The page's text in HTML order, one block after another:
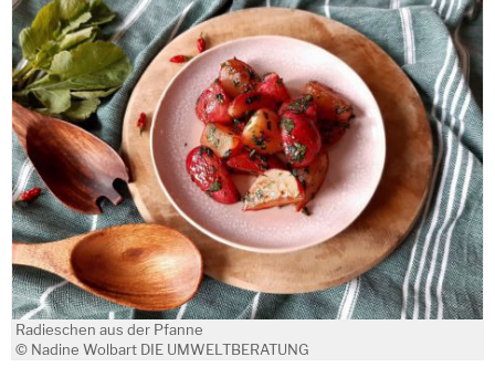
Radieschen aus der Pfanne
© Nadine Wolbart DIE UMWELTBERATUNG